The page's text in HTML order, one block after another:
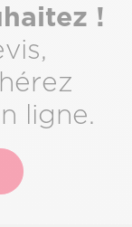
!
ligne.